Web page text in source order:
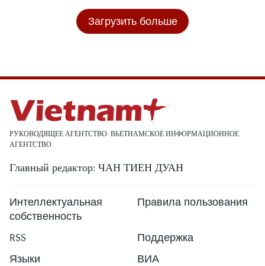
Загрузить больше
РУКОВОДЯЩЕЕ АГЕНТСТВО: ВЬЕТНАМСКОЕ ИНФОРМАЦИОННОЕ
АГЕНТСТВО
Главный редактор: ЧАН ТИЕН ДУАН
Интеллектуальная
собственность
Правила пользования
RSS
Поддержка
Языки
ВИА